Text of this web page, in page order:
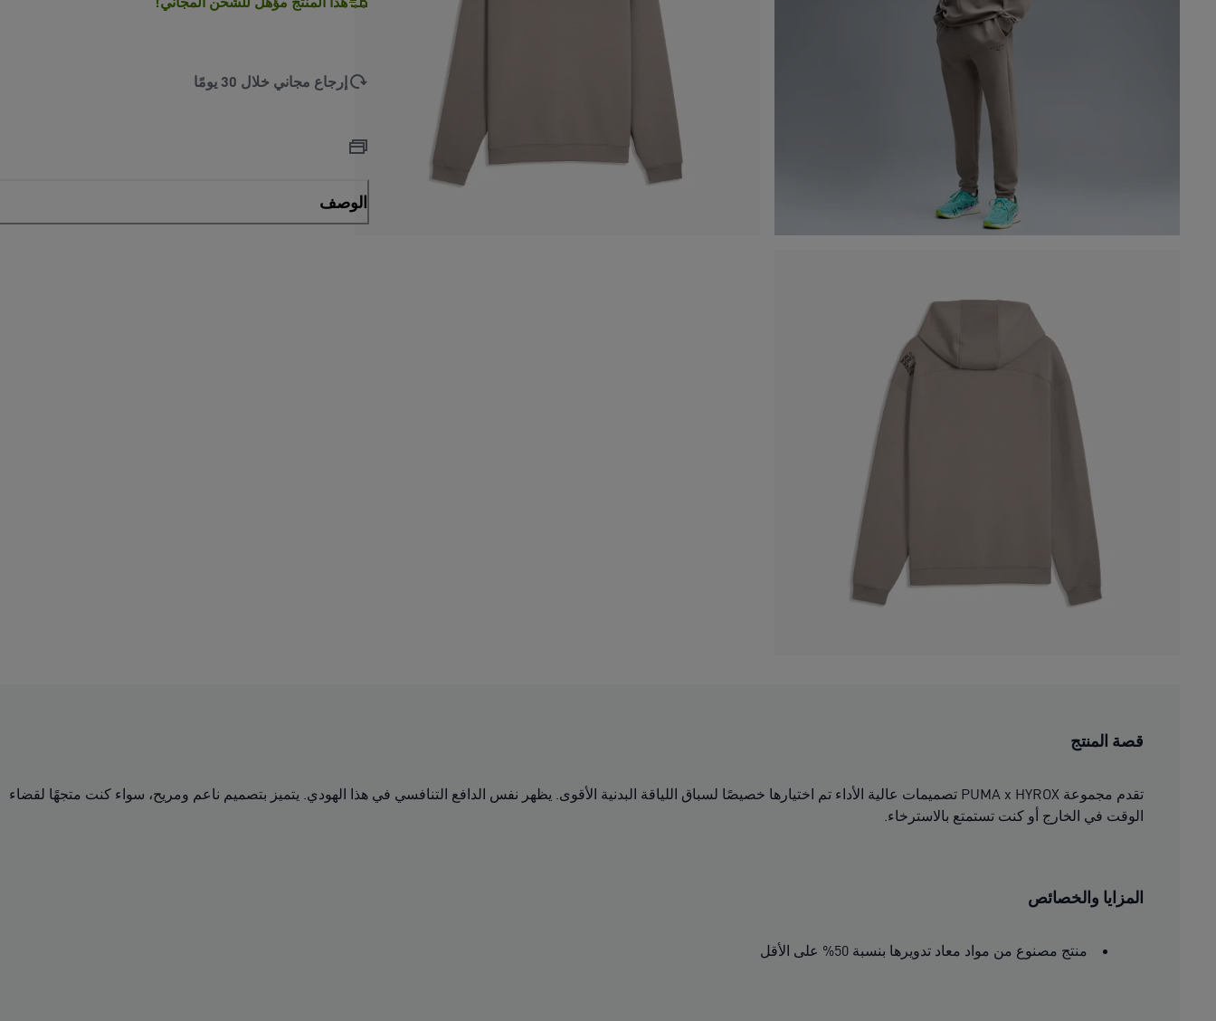
إرجاع مجاني خلال 30 يومًا
الوصف
قصة المنتج
تقدم مجموعة PUMA x HYROX تصميمات عالية الأداء تم اختيارها خصيصًا لسباق اللياقة البدنية الأقوى. يظهر نفس الدافع التنافسي في هذا الهودي. يتميز بتصميم ناعم ومريح، سواء كنت متجهًا لقضاء
الوقت في الخارج أو كنت تستمتع بالاسترخاء.
المزايا والخصائص
منتج مصنوع من مواد معاد تدويرها بنسبة 50% على الأقل